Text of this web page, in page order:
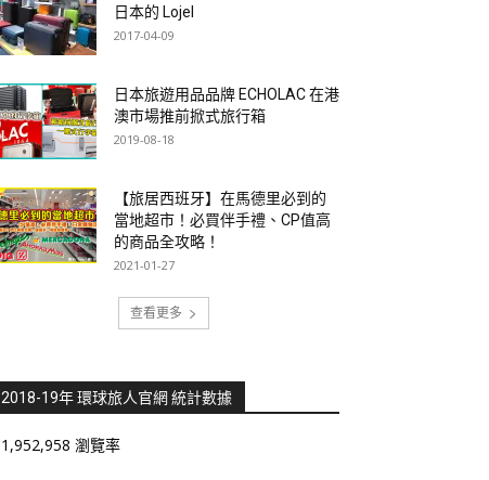
日本的 Lojel
2017-04-09
日本旅遊用品品牌 ECHOLAC 在港
澳市場推前掀式旅行箱
2019-08-18
【旅居西班牙】在馬德里必到的
當地超市！必買伴手禮、CP值高
的商品全攻略！
2021-01-27
查看更多
2018-19年 環球旅人官網 統計數據
1,952,958 瀏覽率